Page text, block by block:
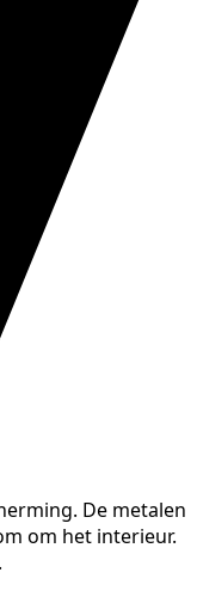
De metalen
om het interieur.